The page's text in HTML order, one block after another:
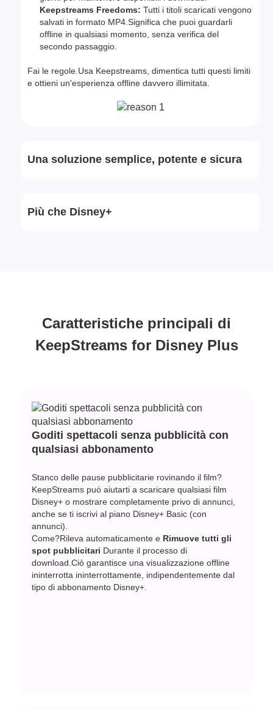
Keepstreams Freedoms:Tutti i titoli scaricati vengono
salvati in formato MP4.Significa che puoi guardarli
offline in qualsiasi momento, senza verifica del
secondo passaggio.
Fai le regole.Usa Keepstreams, dimentica tutti questi limiti
e ottieni un'esperienza offline davvero illimitata.
Una soluzione semplice, potente e sicura
Più che Disney+
Caratteristiche principali di
KeepStreams for Disney Plus
Goditi spettacoli senza pubblicità con
qualsiasi abbonamento
Stanco delle pause pubblicitarie rovinando il film?
KeepStreams può aiutarti a scaricare qualsiasi film
Disney+ o mostrare completamente privo di annunci,
anche se ti iscrivi al piano Disney+ Basic (con
annunci).
Come?Rileva automaticamente e Rimuove tutti gli
spot pubblicitari Durante il processo di
download.Ciò garantisce una visualizzazione offline
ininterrotta ininterrottamente, indipendentemente dal
tipo di abbonamento Disney+.